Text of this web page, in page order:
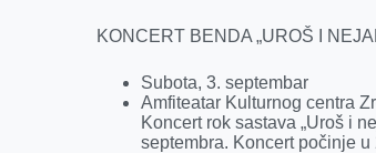
KONCERT BENDA „UROŠ I
Subota, 3. septembar
Amfiteatar Kulturnog centra
Koncert rok sastava „Uroš i
septembra. Koncert počinje